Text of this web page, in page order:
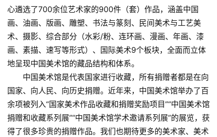
心遴选了700余位艺术家的900件（套）作品，涵盖中国
画、油画、版画、雕塑、书法与篆刻、民间美术与工艺美
术、摄影、综合部分（水彩/粉、连环画、漫画、年画、漆
画、素描、速写等形式）、国际美术9个板块，全面而立体
地呈现中国美术馆的藏品结构和体系。
中国美术馆是代表国家进行收藏，所有捐赠者都是在向
国家、向人民、向历史捐赠。 近年来，中国美术馆举办了百
余项被列入“国家美术作品收藏和捐赠奖励项目”“中国美术馆
捐赠和收藏系列展”“中国美术馆学术邀请系列展”的展览，获
得了很多珍贵的捐赠作品。 我们也期待更多的美术家、美术